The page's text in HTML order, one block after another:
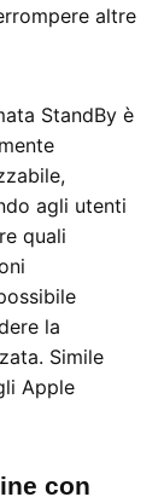
altre
StandBy è
agli utenti
quali
la
Simile
Apple
con